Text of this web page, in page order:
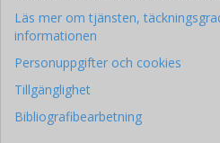
Läs mer om tjänsten,
informationen
Personuppgifter och cookies
Tillgänglighet
Bibliografibearbetning